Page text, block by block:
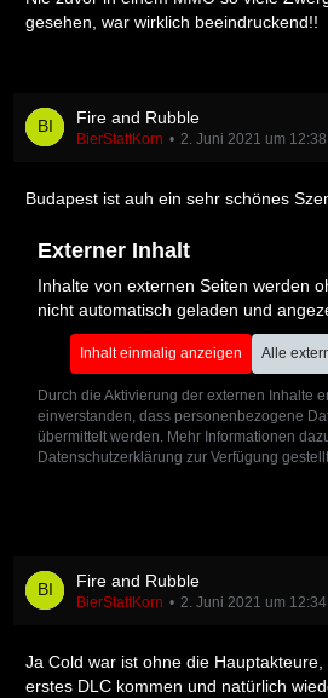
gesehen, war wirklich beeindruckend!!
Fire and Rubble
BierStattKorn 2. Juni 2021 um 12:38
Budapest ist auh ein sehr schönes
Externer Inhalt
Inhalte von externen Seiten werden
nicht automatisch geladen und
Inhalt einmalig anzeigen Alle
Durch die Aktivierung der externen Inhalte
einverstanden, dass personenbezogene
übermittelt werden. Mehr Informationen
Datenschutzerklärung zur Verfügung
Fire and Rubble
BierStattKorn 2. Juni 2021 um 12:34
Ja Cold war ist ohne die
erstes DLC kommen und natürlich